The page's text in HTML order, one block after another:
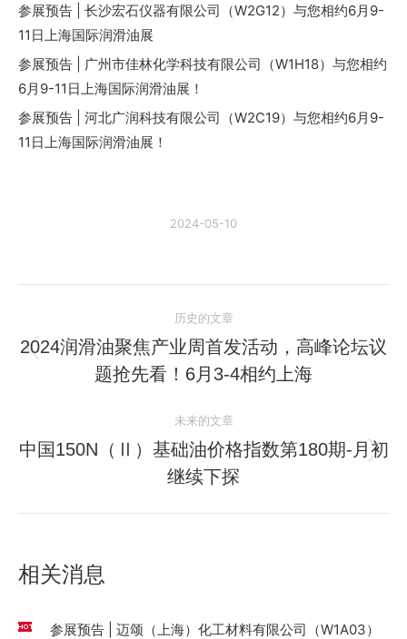
参展预告 | 长沙宏石仪器有限公司（W2G12）与您相约6月9-
11日上海国际润滑油展
参展预告 | 广州市佳林化学科技有限公司（W1H18）与您相约
6月9-11日上海国际润滑油展！
参展预告 | 河北广润科技有限公司（W2C19）与您相约6月9-
11日上海国际润滑油展！
2024-05-10
章
历史的文章
历
史
文
章：
2024润滑油聚焦产业周首发活动，高峰论坛议
题抢先看！6月3-4相约上海
未来的文章
未
来
的
中国150N（Ⅱ）基础油价格指数第180期-月初
继续下探
相关消息
参展预告 | 迈颂（上海）化工材料有限公司（W1A03）